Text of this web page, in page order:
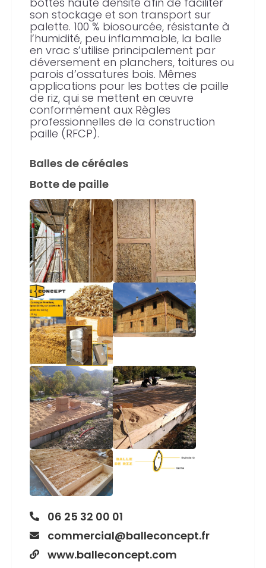
son stockage et son transport sur
palette. 100 % biosourcée, résistante à
l’humidité, peu inflammable, la balle
en vrac s’utilise principalement par
déversement en planchers, toitures ou
parois d’ossatures bois. Mêmes
applications pour les bottes de paille
de riz, qui se mettent en œuvre
conformément aux Règles
professionnelles de la construction
paille (RFCP).
Balles de céréales
Botte de paille
06 25 32 00 01
commercial@balleconcept.fr
www.balleconcept.com